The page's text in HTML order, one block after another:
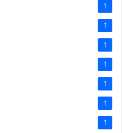
1
1
1
1
1
1
1